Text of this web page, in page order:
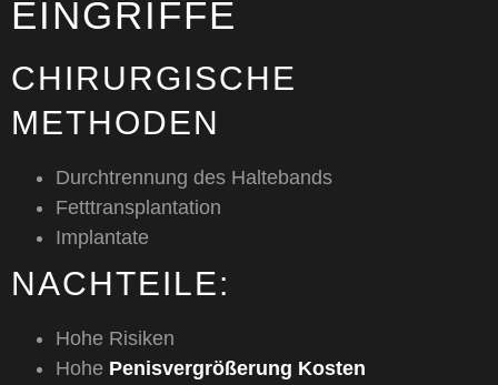
INGRIFFE
CHIRURGISCHE
METHODEN
Durchtrennung des Haltebands
Fetttransplantation
Implantate
NACHTEILE:
Hohe Risiken
Hohe Penisvergrößerung Kosten